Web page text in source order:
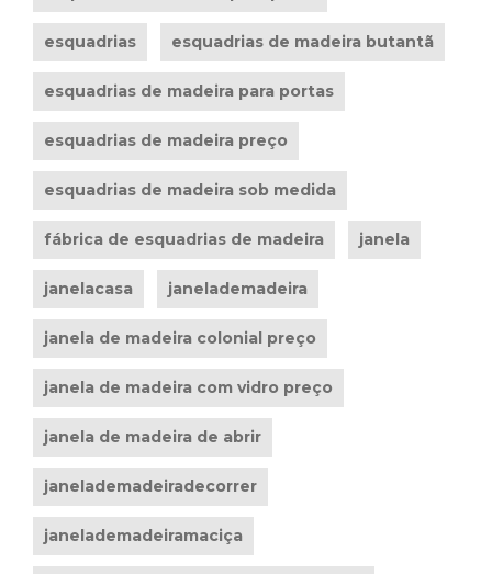
esquadrias esquadrias de madeira butantã
esquadrias de madeira para portas
esquadrias de madeira preço
esquadrias de madeira sob medida
fábrica de esquadrias de madeira janela
janelacasa janelademadeira
janela de madeira colonial preço
janela de madeira com vidro preço
janela de madeira de abrir
janelademadeiradecorrer
janelademadeiramaciça